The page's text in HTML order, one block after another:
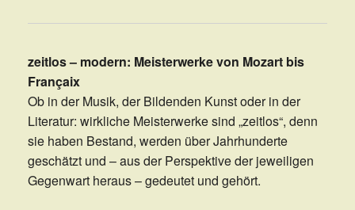
zeitlos – modern: Meisterwerke von Mozart bis
Françaix
Ob in der Musik, der Bildenden Kunst oder in der
Literatur: wirkliche Meisterwerke sind „zeitlos“, denn
sie haben Bestand, werden über Jahrhunderte
geschätzt und – aus der Perspektive der jeweiligen
Gegenwart heraus – gedeutet und gehört.